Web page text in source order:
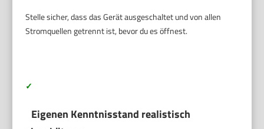
Stelle sicher, dass das Gerät ausgeschaltet und von allen
Stromquellen getrennt ist, bevor du es öffnest.
✓
Eigenen Kenntnisstand realistisch